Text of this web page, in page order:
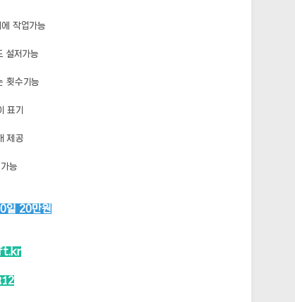
작업가능
설저가능
횟수기능
표기
제공
능
일 20만원